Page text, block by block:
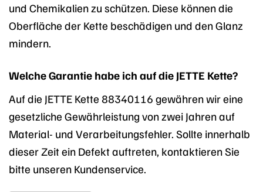
und Chemikalien zu schützen. Diese können die
Oberfläche der Kette beschädigen und den Glanz
mindern.
Welche Garantie habe ich auf die JETTE Kette?
Auf die JETTE Kette 88340116 gewähren wir eine
gesetzliche Gewährleistung von zwei Jahren auf
Material- und Verarbeitungsfehler. Sollte innerhalb
dieser Zeit ein Defekt auftreten, kontaktieren Sie
bitte unseren Kundenservice.